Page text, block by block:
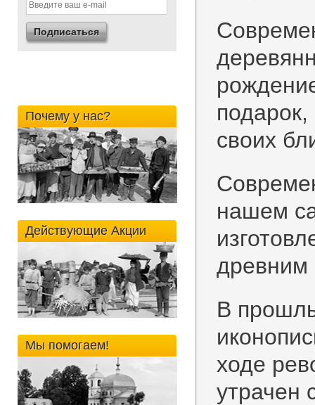
Почему у нас?
Действующие Акции
Мы помогаем!
своих
нашем
древним
В
ходе
утрачен